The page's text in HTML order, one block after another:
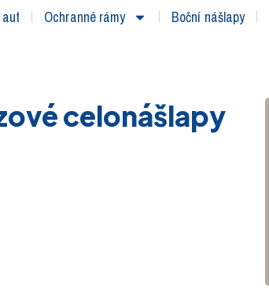
Ochranné rámy Boční nášlapy
celonášlapy